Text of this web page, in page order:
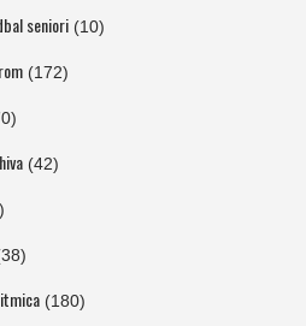
seniori(10)
(172)
(42)
(180)